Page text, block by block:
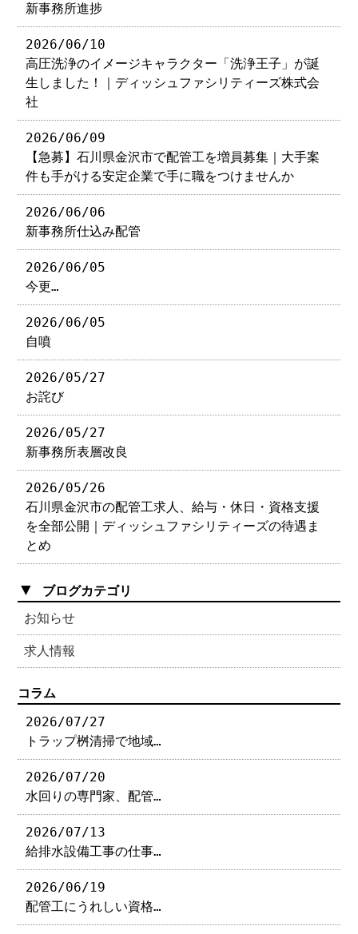
新事務所進捗
2026/06/10
高圧洗浄のイメージキャラクター「洗浄王子」が誕
生しました！｜ディッシュファシリティーズ株式会
社
2026/06/09
【急募】石川県金沢市で配管工を増員募集｜大手案
件も手がける安定企業で手に職をつけませんか
2026/06/06
新事務所仕込み配管
2026/06/05
今更…
2026/06/05
自噴
2026/05/27
お詫び
2026/05/27
新事務所表層改良
2026/05/26
石川県金沢市の配管工求人、給与・休日・資格支援
を全部公開｜ディッシュファシリティーズの待遇ま
とめ
▼ ブログカテゴリ
お知らせ
求人情報
コラム
2026/07/27
トラップ桝清掃で地域…
2026/07/20
水回りの専門家、配管…
2026/07/13
給排水設備工事の仕事…
2026/06/19
配管工にうれしい資格…